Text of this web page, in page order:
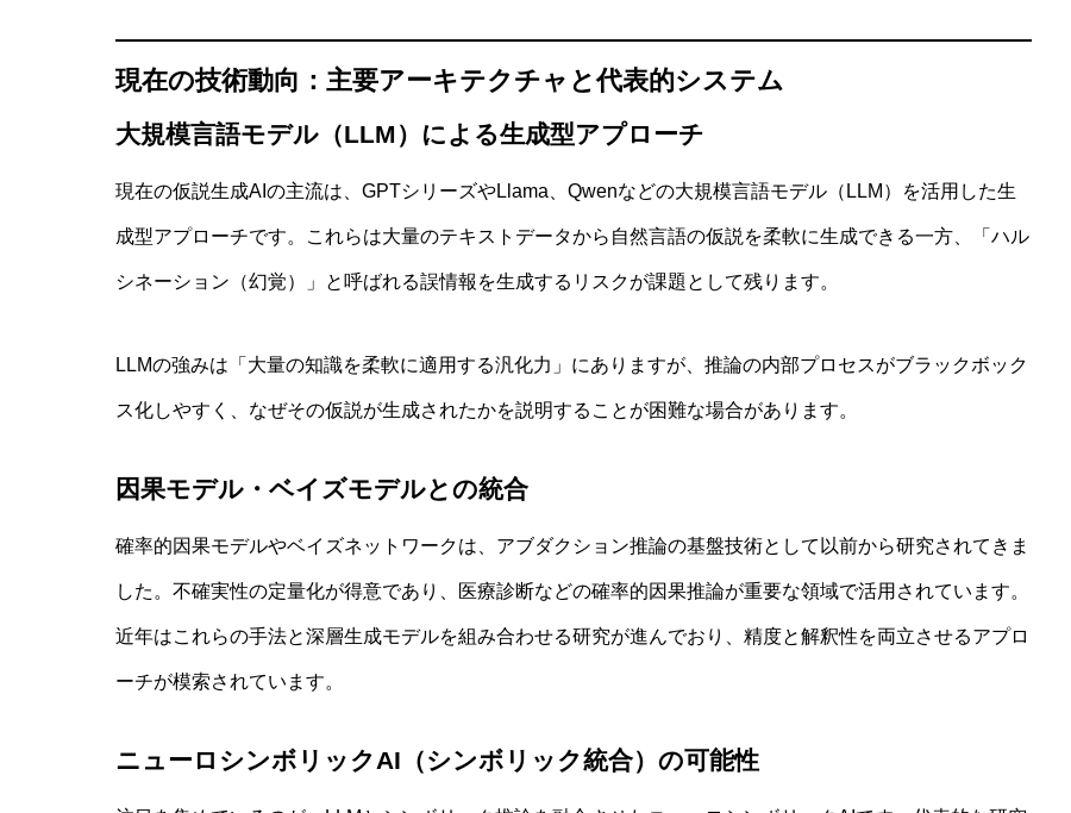
現在の技術動向：主要アーキテクチャと代表的システム
大規模言語モデル（LLM）による生成型アプローチ
現在の仮説生成AIの主流は、GPTシリーズやLlama、Qwenなどの大規模言語モデル（LLM）を活用した生
成型アプローチです。これらは大量のテキストデータから自然言語の仮説を柔軟に生成できる一方、「ハル
シネーション（幻覚）」と呼ばれる誤情報を生成するリスクが課題として残ります。
LLMの強みは「大量の知識を柔軟に適用する汎化力」にありますが、推論の内部プロセスがブラックボック
ス化しやすく、なぜその仮説が生成されたかを説明することが困難な場合があります。
因果モデル・ベイズモデルとの統合
確率的因果モデルやベイズネットワークは、アブダクション推論の基盤技術として以前から研究されてきま
した。不確実性の定量化が得意であり、医療診断などの確率的因果推論が重要な領域で活用されています。
近年はこれらの手法と深層生成モデルを組み合わせる研究が進んでおり、精度と解釈性を両立させるアプロ
ーチが模索されています。
ニューロシンボリックAI（シンボリック統合）の可能性